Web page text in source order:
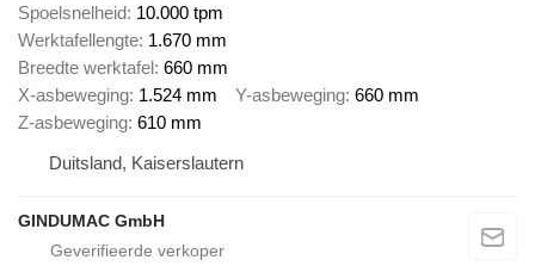
Spoelsnelheid 10.000 tpm
Werktafellengte 1.670 mm
Breedte werktafel 660 mm
X-asbeweging 1.524 mm Y-asbeweging 660 mm
Z-asbeweging 610 mm
Duitsland, Kaiserslautern
GINDUMAC GmbH